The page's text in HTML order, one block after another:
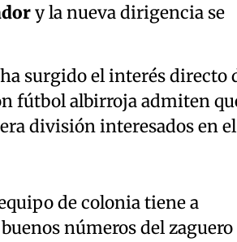
y la nueva dirigencia se
surgido el interés directo
fútbol albirroja admiten
división interesados en el
de colonia tiene a
números del zaguero